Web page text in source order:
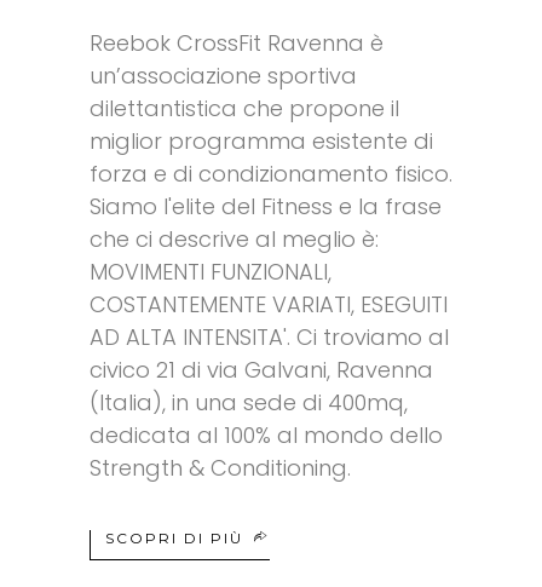
Reebok CrossFit Ravenna è
un’associazione sportiva
dilettantistica che propone il
miglior programma esistente di
forza e di condizionamento fisico.
Siamo l'elite del Fitness e la frase
che ci descrive al meglio è:
MOVIMENTI FUNZIONALI,
COSTANTEMENTE VARIATI, ESEGUITI
AD ALTA INTENSITA'. Ci troviamo al
civico 21 di via Galvani, Ravenna
(Italia), in una sede di 400mq,
dedicata al 100% al mondo dello
Strength & Conditioning.
SCOPRI DI PIÙ